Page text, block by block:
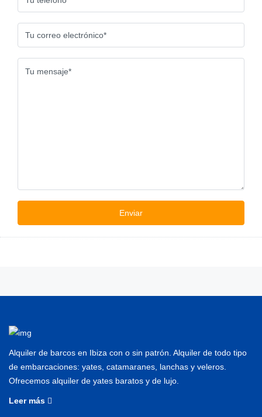
Alquiler de barcos en Ibiza con o sin patrón. Alquiler de todo tipo
de embarcaciones: yates, catamaranes, lanchas y veleros.
Ofrecemos alquiler de yates baratos y de lujo.
Leer más